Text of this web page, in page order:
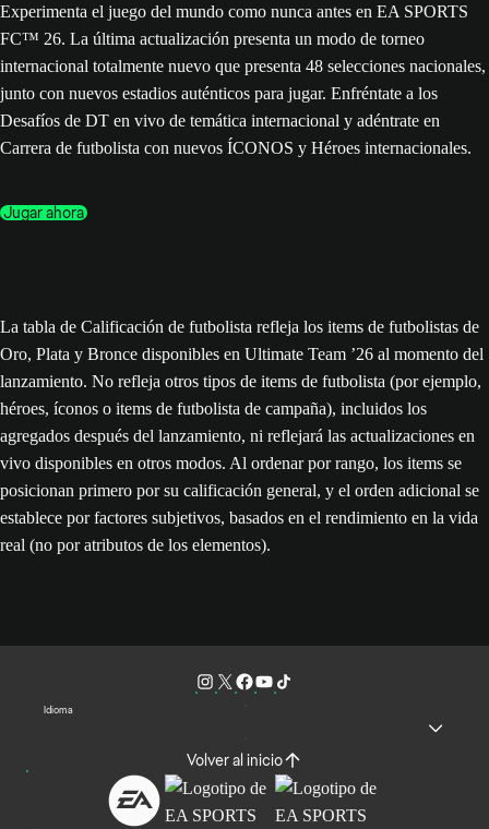
Experimenta el juego del mundo como nunca antes en EA SPORTS
FC™ 26. La última actualización presenta un modo de torneo
internacional totalmente nuevo que presenta 48 selecciones nacionales,
junto con nuevos estadios auténticos para jugar. Enfréntate a los
Desafíos de DT en vivo de temática internacional y adéntrate en
Carrera de futbolista con nuevos ÍCONOS y Héroes internacionales.
Jugar ahora
La tabla de Calificación de futbolista refleja los items de futbolistas de
Oro, Plata y Bronce disponibles en Ultimate Team ’26 al momento del
lanzamiento. No refleja otros tipos de items de futbolista (por ejemplo,
héroes, íconos o items de futbolista de campaña), incluidos los
agregados después del lanzamiento, ni reflejará las actualizaciones en
vivo disponibles en otros modos. Al ordenar por rango, los items se
posicionan primero por su calificación general, y el orden adicional se
establece por factores subjetivos, basados en el rendimiento en la vida
real (no por atributos de los elementos).
Idioma
Volver al inicio